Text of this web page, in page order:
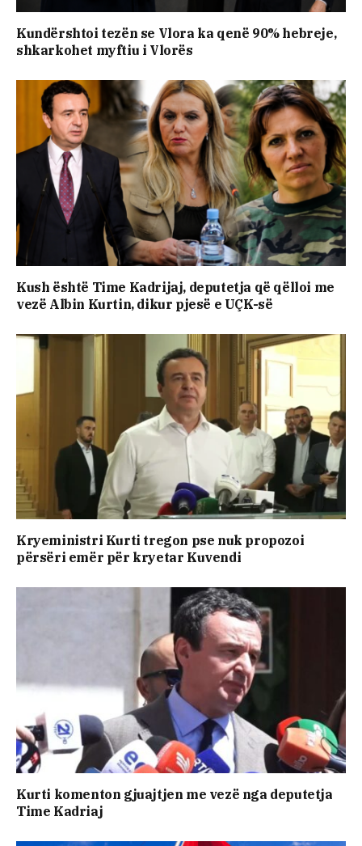
Kundërshtoi tezën se Vlora ka qenë 90% hebreje,
shkarkohet myftiu i Vlorës
Kush është Time Kadrijaj, deputetja që qëlloi me
vezë Albin Kurtin, dikur pjesë e UÇK-së
Kryeministri Kurti tregon pse nuk propozoi
përsëri emër për kryetar Kuvendi
Kurti komenton gjuajtjen me vezë nga deputetja
Time Kadriaj